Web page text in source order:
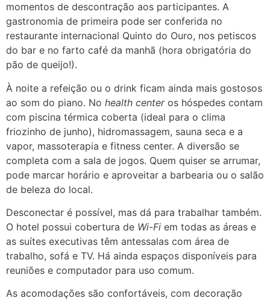
momentos de descontração aos participantes. A
gastronomia de primeira pode ser conferida no
restaurante internacional Quinto do Ouro, nos petiscos
do bar e no farto café da manhã (hora obrigatória do
pão de queijo!).
À noite a refeição ou o drink ficam ainda mais gostosos
ao som do piano. No health centeros hóspedes contam
com piscina térmica coberta (ideal para o clima
friozinho de junho), hidromassagem, sauna seca e a
vapor, massoterapia e fitness center. A diversão se
completa com a sala de jogos. Quem quiser se arrumar,
pode marcar horário e aproveitar a barbearia ou o salão
de beleza do local.
Desconectar é possível, mas dá para trabalhar também.
O hotel possui cobertura de Wi-Fi em todas as áreas e
as suítes executivas têm antessalas com área de
trabalho, sofá e TV. Há ainda espaços disponíveis para
reuniões e computador para uso comum.
As acomodações são confortáveis, com decoração